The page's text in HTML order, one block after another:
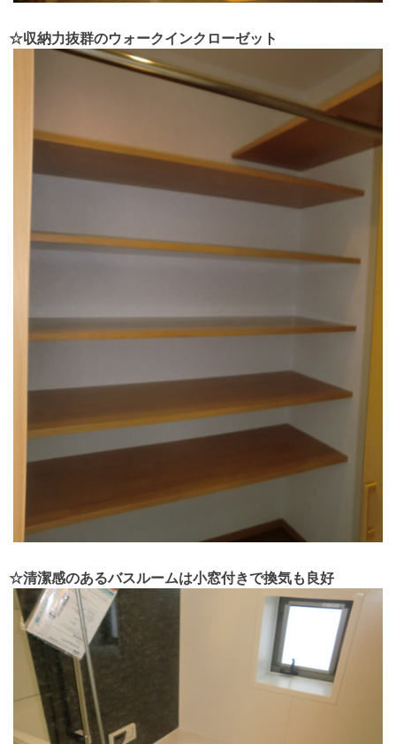
☆収納力抜群のウォークインクローゼット
☆清潔感のあるバスルームは小窓付きで換気も良好